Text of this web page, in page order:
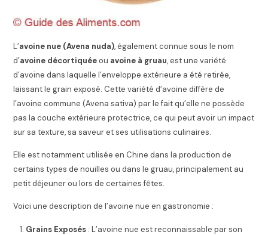
L’avoine nue (Avena nuda), également connue sous le nom
d’avoine décortiquéeou avoine à gruau, est une variété
d’avoine dans laquelle l’enveloppe extérieure a été retirée,
laissant le grain exposé. Cette variété d’avoine diffère de
l’avoine commune (Avena sativa) par le fait qu’elle ne possède
pas la couche extérieure protectrice, ce qui peut avoir un impact
sur sa texture, sa saveur et ses utilisations culinaires.
Elle est notamment utilisée en Chine dans la production de
certains types de nouilles ou dans le gruau, principalement au
petit déjeuner ou lors de certaines fêtes.
Voici une description de l’avoine nue en gastronomie :
Grains Exposés : L’avoine nue est reconnaissable par son